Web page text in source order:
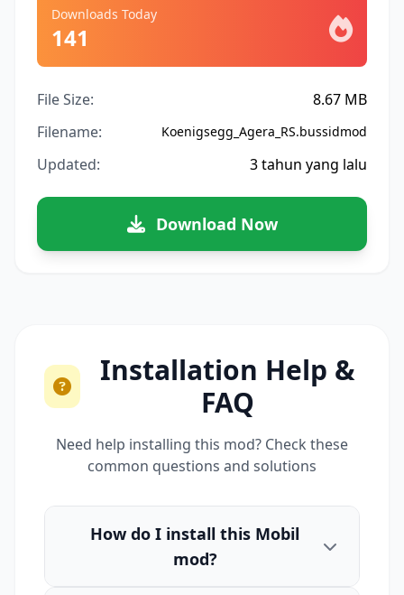
Downloads Today
141
File Size:
8.67 MB
Filename:
Koenigsegg_Agera_RS.bussidmod
Updated: 3 tahun yang lalu
Download Now
Installation Help &
FAQ
Need help installing this mod? Check these
common questions and solutions
How do I install this Mobil
mod?